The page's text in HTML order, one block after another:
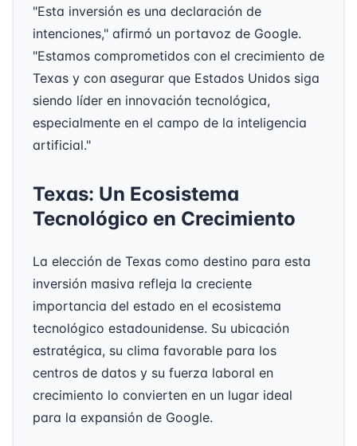
"Esta inversión es una declaración de
intenciones," afirmó un portavoz de Google.
"Estamos comprometidos con el crecimiento de
Texas y con asegurar que Estados Unidos siga
siendo líder en innovación tecnológica,
especialmente en el campo de la inteligencia
artificial."
Texas: Un Ecosistema
Tecnológico en Crecimiento
La elección de Texas como destino para esta
inversión masiva refleja la creciente
importancia del estado en el ecosistema
tecnológico estadounidense. Su ubicación
estratégica, su clima favorable para los
centros de datos y su fuerza laboral en
crecimiento lo convierten en un lugar ideal
para la expansión de Google.